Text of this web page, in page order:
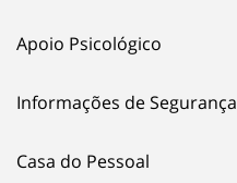
Apoio Psicológico
Informações de Segurança
Casa do Pessoal